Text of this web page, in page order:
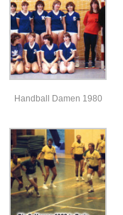
Handball Damen 1980